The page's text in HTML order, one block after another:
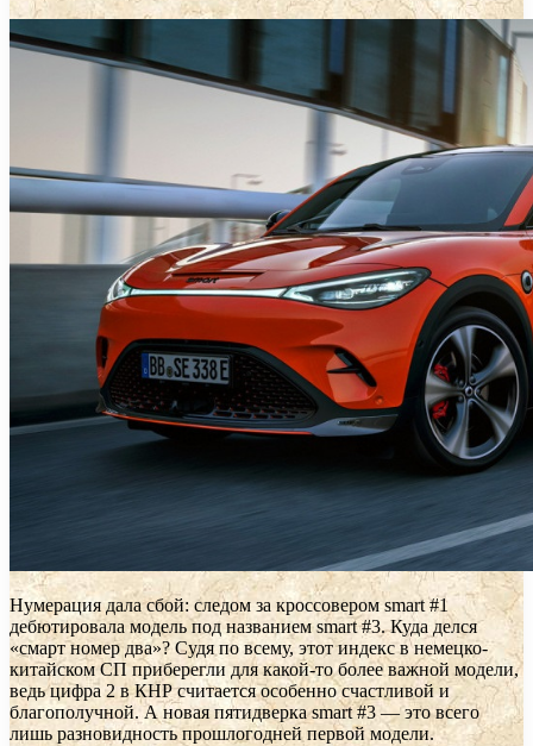
Нумерация дала сбой: следом за кроссовером smart #1
дебютировала модель под названием smart #3. Куда делся
«смарт номер два»? Судя по всему, этот индекс в немецко-
китайском СП приберегли для какой-то более важной модели,
ведь цифра 2 в КНР считается особенно счастливой и
благополучной. А новая пятидверка smart #3 — это всего
лишь разновидность прошлогодней первой модели.